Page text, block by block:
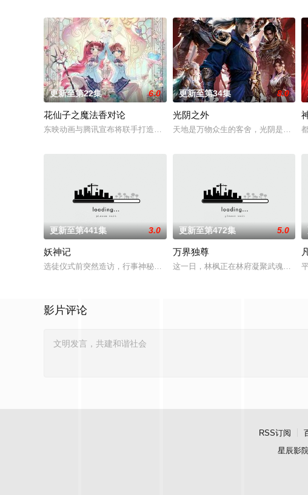
更新至第22集 6.0
花仙子之魔法香对论
东映动画与腾讯宣布将联手打造『花仙子』全新动画新作将继承经典、结合
更新至第34集 8.0
光阴之外
天地是万物众生的客舍，光阴是古往
更新至第441集 3.0
妖神记
选徒仪式前突然造访，行事神秘的翩翩公子是何身份；九重死地深处的灵
更新至第472集 5.0
万界独尊
这一日，林枫正在林府凝聚武魂，不
影片评论
RSS订阅
星辰影